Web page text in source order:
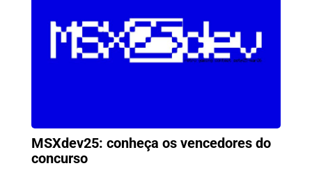
MSXdev25: conheça os vencedores do
concurso